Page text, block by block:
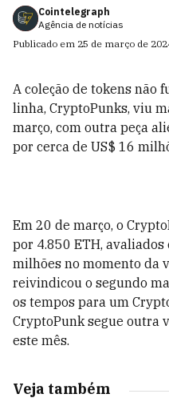
Cointelegraph
Agência de notícias
Publicado em 25 de março de
A coleção de tokens não
linha, CryptoPunks, viu
março, com outra peça
por cerca de US$ 16
Em 20 de março, o
por 4.850 ETH, avaliados
milhões no momento da
reivindicou o segundo
os tempos para um
CryptoPunk segue outra
este mês.
Veja também